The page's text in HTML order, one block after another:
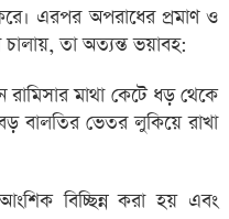
এরপর অপরাধের প্রমাণ ও
তা অত্যন্ত ভয়াবহ:
মাথা কেটে ধড় থেকে
বালতির ভেতর লুকিয়ে রাখা
বিচ্ছিন্ন করা হয় এবং